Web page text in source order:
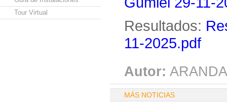
Tour Virtual
Resultados:
11-2025.pdf
Autor:
MÁS NOTICIAS